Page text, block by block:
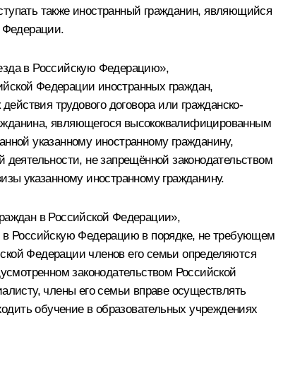
также иностранный гражданин, являющийся
в Российскую Федерацию»,
Федерации иностранных граждан,
трудового договора или гражданско-
являющегося высококвалифицированным
указанному иностранному гражданину,
не запрещённой законодательством
указанному иностранному гражданину.
в Российской Федерации»,
в Российскую Федерацию в порядке, не требующем
Федерации членов его семьи определяются
законодательством Российской
члены его семьи вправе осуществлять
обучение в образовательных учреждениях